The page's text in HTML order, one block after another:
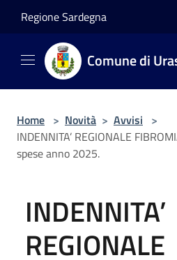
Regione Sardegna
Comune di
Home > Novità > Avvisi >
INDENNITA’ REGIONALE
spese anno 2025.
INDENNITA’
REGIONALE